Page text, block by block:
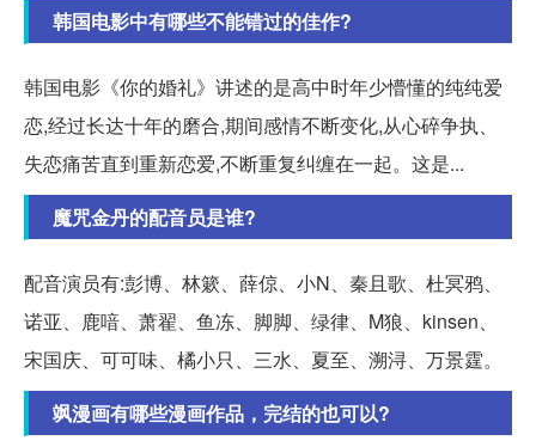
韩国电影中有哪些不能错过的佳作?
韩国电影《你的婚礼》讲述的是高中时年少懵懂的纯纯爱
恋,经过长达十年的磨合,期间感情不断变化,从心碎争执、
失恋痛苦直到重新恋爱,不断重复纠缠在一起。这是...
魔咒金丹的配音员是谁?
配音演员有:彭博、林簌、薛倞、小N、秦且歌、杜冥鸦、
诺亚、鹿喑、萧翟、鱼冻、脚脚、绿律、M狼、kinsen、
宋国庆、可可味、橘小只、三水、夏至、溯浔、万景霆。
飒漫画有哪些漫画作品，完结的也可以?